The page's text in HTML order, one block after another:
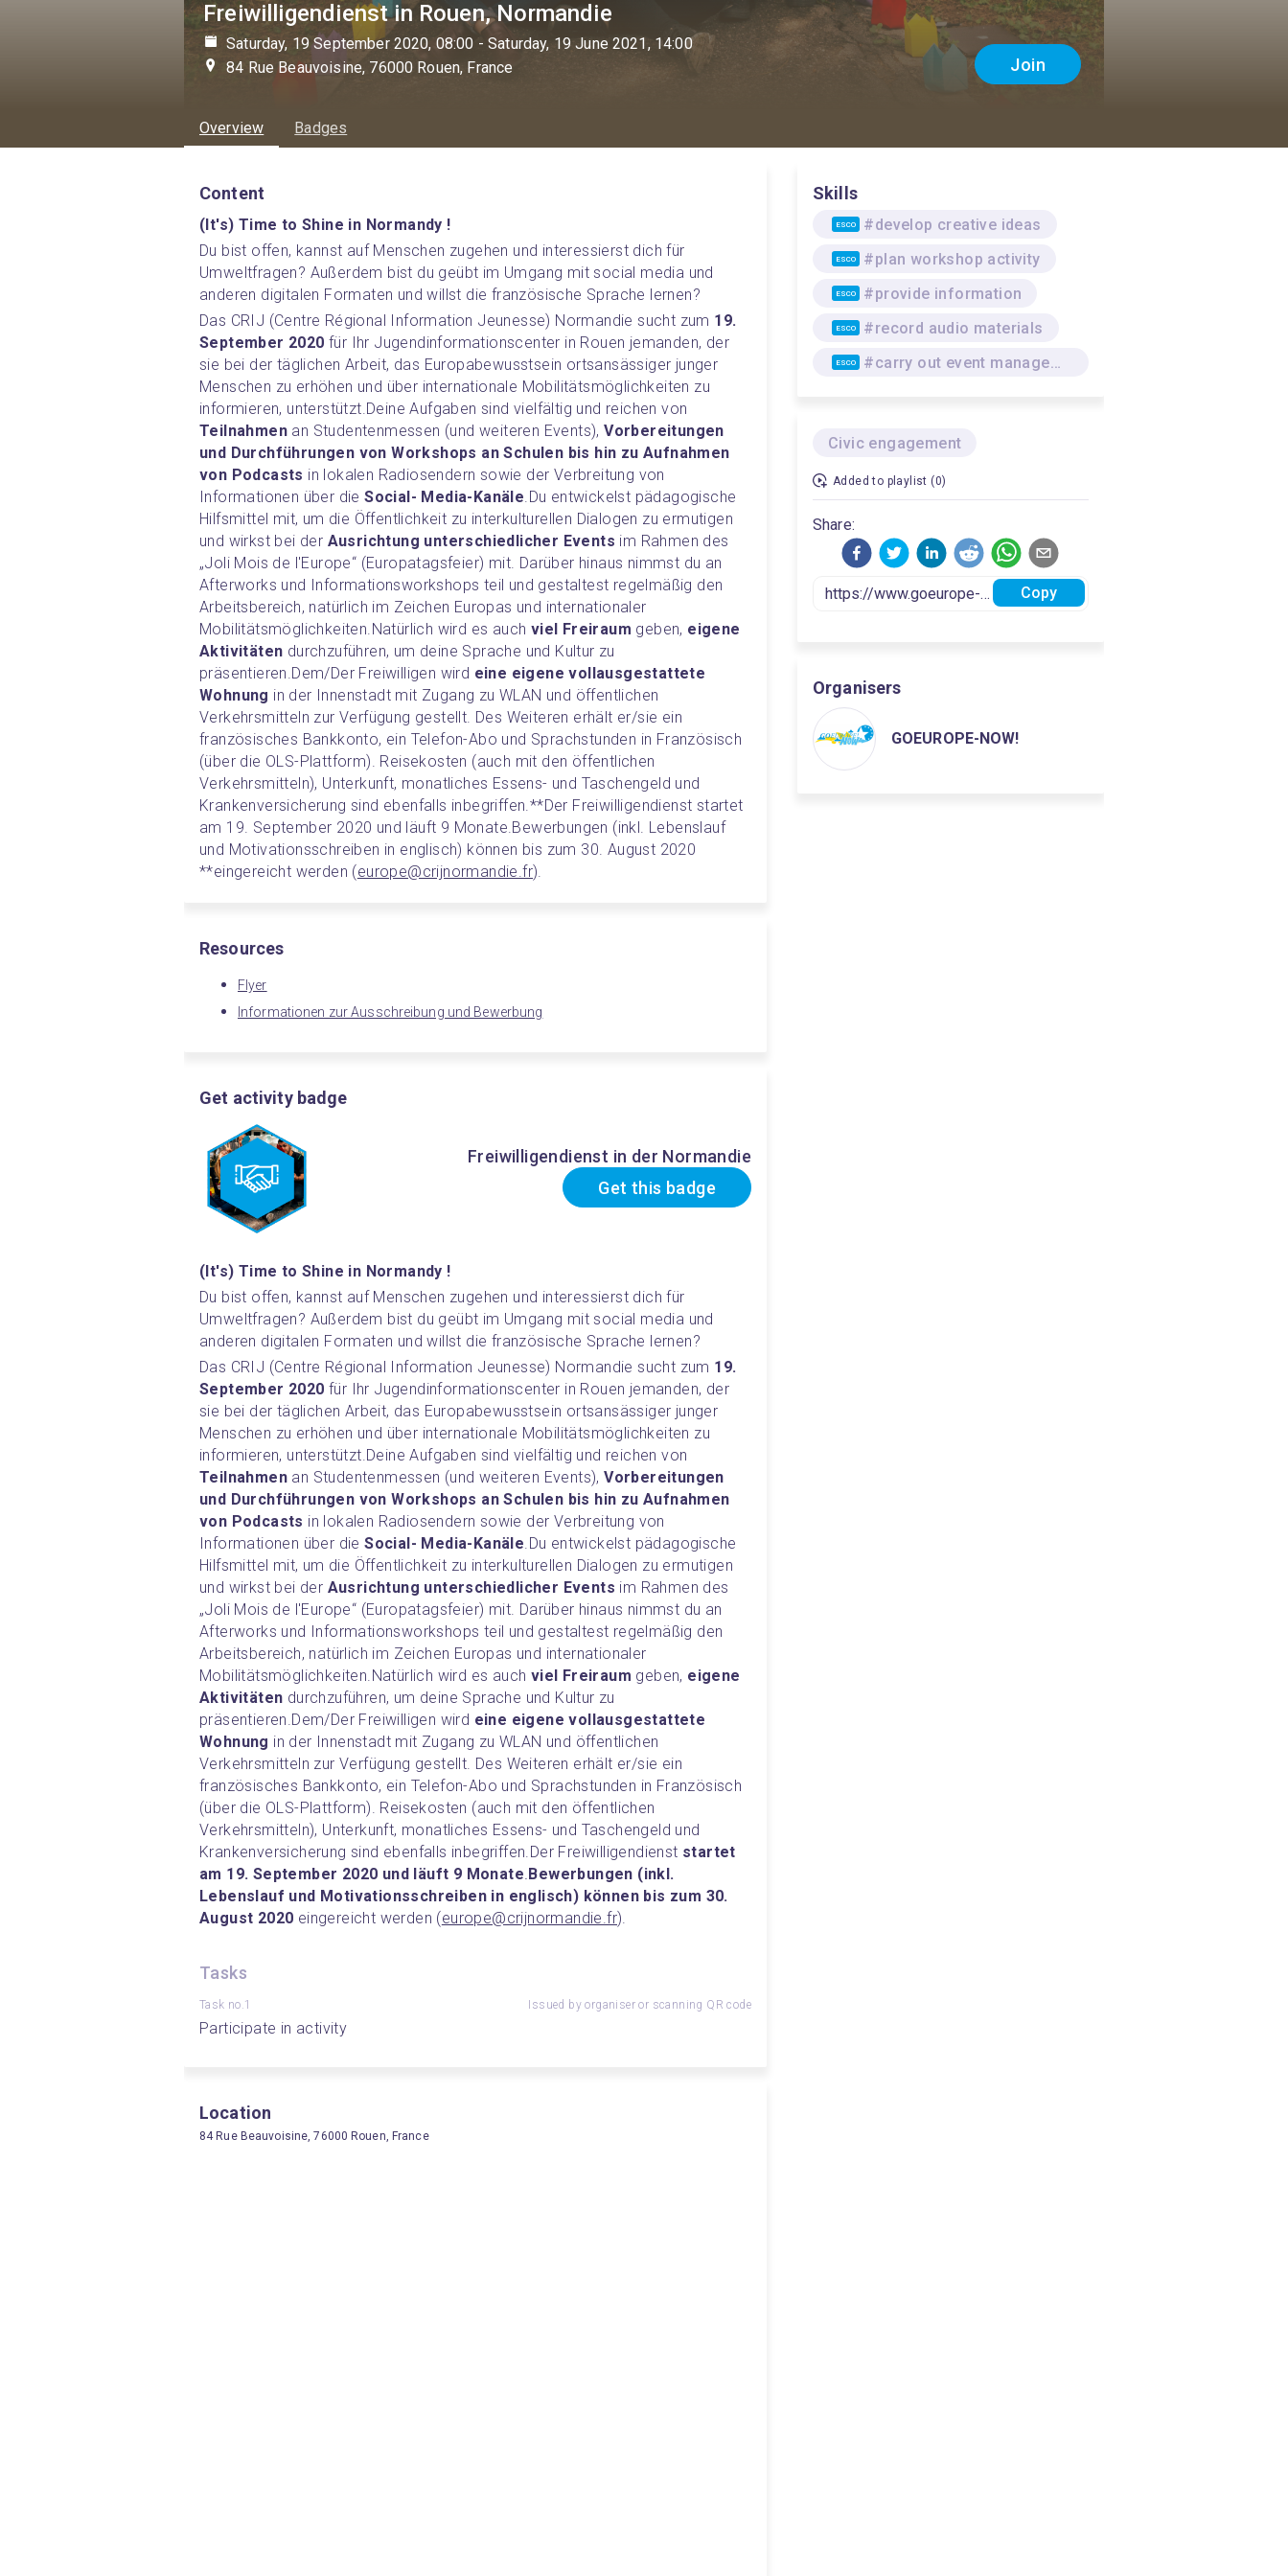
Freiwilligendienst in Rouen, Normandie
Saturday, 19 September 2020, 08:00 - Saturday, 19 June 2021, 14:00
84 Rue Beauvoisine, 76000 Rouen, France
Join
Overview Badges
Content
(It's) Time to Shine in Normandy !
Du bist offen, kannst auf Menschen zugehen und interessierst dich für
Umweltfragen? Außerdem bist du geübt im Umgang mit social media und
anderen digitalen Formaten und willst die französische Sprache lernen?
Das CRIJ (Centre Régional Information Jeunesse) Normandie sucht zum 19.
September 2020 für Ihr Jugendinformationscenter in Rouen jemanden, der
sie bei der täglichen Arbeit, das Europabewusstsein ortsansässiger junger
Menschen zu erhöhen und über internationale Mobilitätsmöglichkeiten zu
informieren, unterstützt.
Teilnahmen an Studentenmessen (und weiteren Events), Vorbereitungen
und Durchführungen von Workshops an Schulen bis hin zu Aufnahmen
von Podcasts in lokalen Radiosendern sowie der Verbreitung von
Informationen über die Social- Media-Kanäle.Du entwickelst pädagogische
Hilfsmittel mit, um die Öffentlichkeit zu interkulturellen Dialogen zu ermutigen
und wirkst bei der Ausrichtung unterschiedlicher Events im Rahmen des
„Joli Mois de l'Europe“ (Europatagsfeier) mit. Darüber hinaus nimmst du an
Afterworks und Informationsworkshops teil und gestaltest regelmäßig den
Arbeitsbereich, natürlich im Zeichen Europas und internationaler
Mobilitätsmöglichkeiten.Natürlich wird es auch viel Freiraum geben, eigene
Aktivitäten durchzuführen, um deine Sprache und Kultur zu
präsentieren.Dem/Der Freiwilligen wird eine eigene vollausgestattete
Wohnung in der Innenstadt mit Zugang zu WLAN und öffentlichen
Verkehrsmitteln zur Verfügung gestellt. Des Weiteren erhält er/sie ein
französisches Bankkonto, ein Telefon-Abo und Sprachstunden in Französisch
(über die OLS-Plattform). Reisekosten (auch mit den öffentlichen
Verkehrsmitteln), Unterkunft, monatliches Essens- und Taschengeld und
Krankenversicherung sind ebenfalls inbegriffen.**Der Freiwilligendienst startet
am 19. September 2020 und läuft 9 Monate.Bewerbungen (inkl. Lebenslauf
und Motivationsschreiben in englisch) können bis zum 30. August 2020
**eingereicht werden (europe@crijnormandie.fr).
Resources
Flyer
Informationen zur Ausschreibung und Bewerbung
Get activity badge
Freiwilligendienst in der Normandie
Get this badge
(It's) Time to Shine in Normandy !
Du bist offen, kannst auf Menschen zugehen und interessierst dich für
Umweltfragen? Außerdem bist du geübt im Umgang mit social media und
anderen digitalen Formaten und willst die französische Sprache lernen?
Das CRIJ (Centre Régional Information Jeunesse) Normandie sucht zum 19.
September 2020 für Ihr Jugendinformationscenter in Rouen jemanden, der
sie bei der täglichen Arbeit, das Europabewusstsein ortsansässiger junger
Menschen zu erhöhen und über internationale Mobilitätsmöglichkeiten zu
informieren, unterstützt.
Teilnahmen an Studentenmessen (und weiteren Events), Vorbereitungen
und Durchführungen von Workshops an Schulen bis hin zu Aufnahmen
von Podcasts in lokalen Radiosendern sowie der Verbreitung von
Informationen über die Social- Media-Kanäle.Du entwickelst pädagogische
Hilfsmittel mit, um die Öffentlichkeit zu interkulturellen Dialogen zu ermutigen
und wirkst bei der Ausrichtung unterschiedlicher Events im Rahmen des
„Joli Mois de l'Europe“ (Europatagsfeier) mit. Darüber hinaus nimmst du an
Afterworks und Informationsworkshops teil und gestaltest regelmäßig den
Arbeitsbereich, natürlich im Zeichen Europas und internationaler
Mobilitätsmöglichkeiten.Natürlich wird es auch viel Freiraum geben, eigene
Aktivitäten durchzuführen, um deine Sprache und Kultur zu
präsentieren.Dem/Der Freiwilligen wird eine eigene vollausgestattete
Wohnung in der Innenstadt mit Zugang zu WLAN und öffentlichen
Verkehrsmitteln zur Verfügung gestellt. Des Weiteren erhält er/sie ein
französisches Bankkonto, ein Telefon-Abo und Sprachstunden in Französisch
(über die OLS-Plattform). Reisekosten (auch mit den öffentlichen
Verkehrsmitteln), Unterkunft, monatliches Essens- und Taschengeld und
Krankenversicherung sind ebenfalls inbegriffen.Der Freiwilligendienst startet
am 19. September 2020 und läuft 9 Monate.Bewerbungen (inkl.
Lebenslauf und Motivationsschreiben in englisch) können bis zum 30.
August 2020 eingereicht werden (europe@crijnormandie.fr).
Tasks
Task no.1 Issued by organiser or scanning QR code
Participate in activity
Location
84 Rue Beauvoisine, 76000 Rouen, France
Skills
ESCO #develop creative ideas
ESCO #plan workshop activity
ESCO #provide information
ESCO #record audio materials
ESCO #carry out event management
Civic engagement
Added to playlist (0)
Share:
Copy
Organisers
GOEUROPE-NOW!